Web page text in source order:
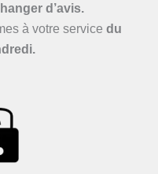
d’avis.
à votre service du